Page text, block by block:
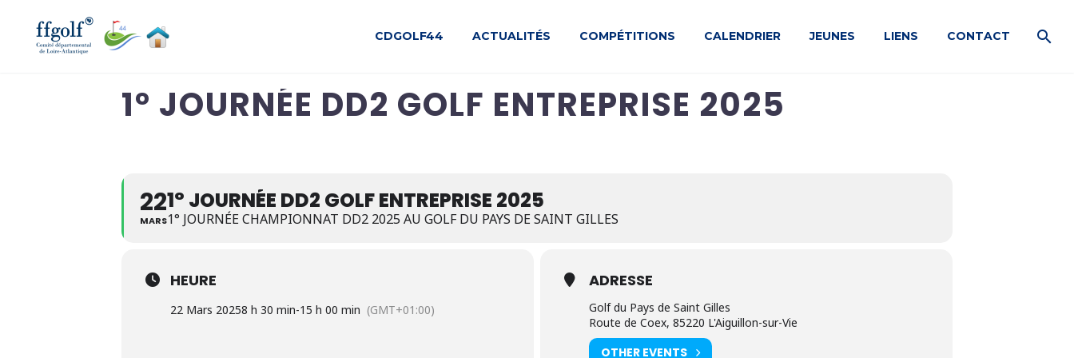
CDGOLF44 ACTUALITÉS COMPÉTITIONS CALENDRIER JEUNES LIENS CONTACT
1° JOURNÉE DD2 GOLF ENTREPRISE 2025
22
MARS
1° JOURNÉE DD2 GOLF ENTREPRISE 2025
1° JOURNÉE CHAMPIONNAT DD2 2025 AU GOLF DU PAYS DE SAINT GILLES
HEURE
22 Mars 20258 h 30 min-15 h 00 min (GMT+01:00)
ADRESSE
Golf du Pays de Saint Gilles
Route de Coex, 85220 L'Aiguillon-sur-Vie
OTHER EVENTS